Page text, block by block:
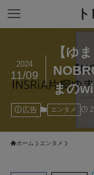
【ゆ
まの
2024
11/09
広告 エンタメ
ホーム エンタメ